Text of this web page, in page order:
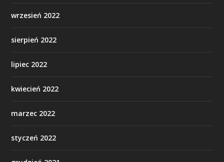
wrzesień 2022
sierpień 2022
lipiec 2022
kwiecień 2022
marzec 2022
styczeń 2022